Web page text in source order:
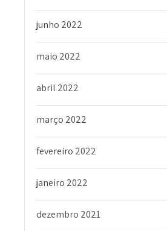
junho 2022
maio 2022
abril 2022
março 2022
fevereiro 2022
janeiro 2022
dezembro 2021